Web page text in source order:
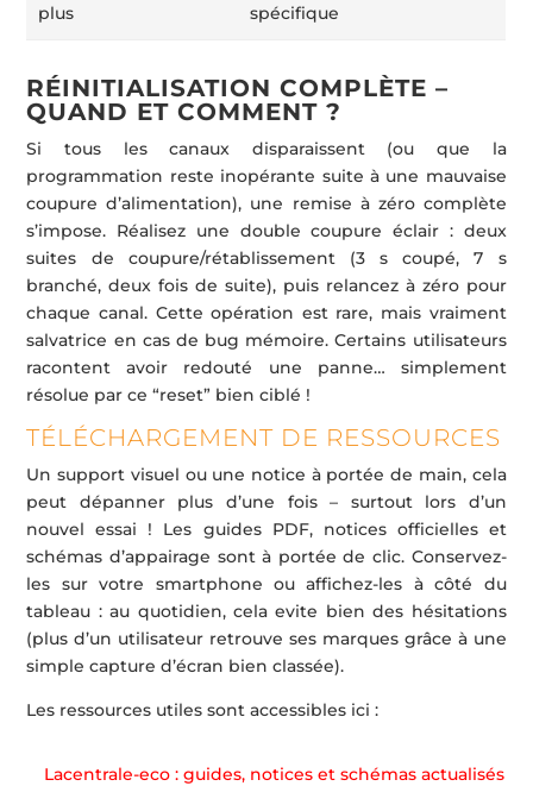
plus
spécifique
RÉINITIALISATION COMPLÈTE –
QUAND ET COMMENT ?
Si tous les canaux disparaissent (ou que la
programmation reste inopérante suite à une mauvaise
coupure d’alimentation), une remise à zéro complète
s’impose. Réalisez une double coupure éclair : deux
suites de coupure/rétablissement (3 s coupé, 7 s
branché, deux fois de suite), puis relancez à zéro pour
chaque canal. Cette opération est rare, mais vraiment
salvatrice en cas de bug mémoire. Certains utilisateurs
racontent avoir redouté une panne… simplement
résolue par ce “reset” bien ciblé !
TÉLÉCHARGEMENT DE RESSOURCES
Un support visuel ou une notice à portée de main, cela
peut dépanner plus d’une fois – surtout lors d’un
nouvel essai ! Les guides PDF, notices officielles et
schémas d’appairage sont à portée de clic. Conservez-
les sur votre smartphone ou affichez-les à côté du
tableau : au quotidien, cela evite bien des hésitations
(plus d’un utilisateur retrouve ses marques grâce à une
simple capture d’écran bien classée).
Les ressources utiles sont accessibles ici :
Lacentrale-eco : guides, notices et schémas actualisés